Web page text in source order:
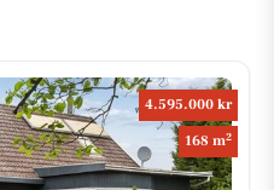
4.595.000 kr
168 m2